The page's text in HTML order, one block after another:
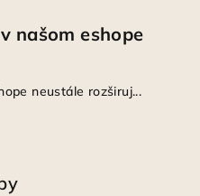
našom eshope
neustále rozširuj...